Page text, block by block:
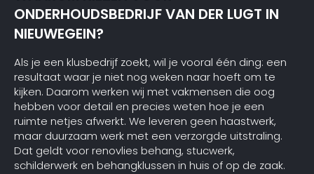
ONDERHOUDSBEDRIJF VAN DER LUGT IN
NIEUWEGEIN?
Als je een klusbedrijf zoekt, wil je vooral één ding: een
resultaat waar je niet nog weken naar hoeft om te
kijken. Daarom werken wij met vakmensen die oog
hebben voor detail en precies weten hoe je een
ruimte netjes afwerkt. We leveren geen haastwerk,
maar duurzaam werk met een verzorgde uitstraling.
Dat geldt voor renovlies behang, stucwerk,
schilderwerk en behangklussen in huis of op de zaak.